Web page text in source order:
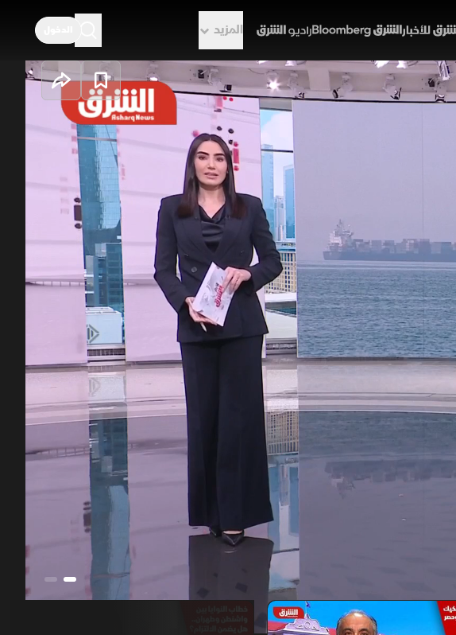
المزيد
00:22/53:27
الشيوخ يضع
ضد إيران. شدد ماركو روبيو، وزير الخارجية
فرض عقوبات على ضباط لبنانيين، ربط مجلس
وتترقب الأسواق مستقبل الفائدة بعد أداء كيفين
مجلس الشيوخ الأميركي لبنان حزب الله الاحتياطي الفيدرالي الأميركي